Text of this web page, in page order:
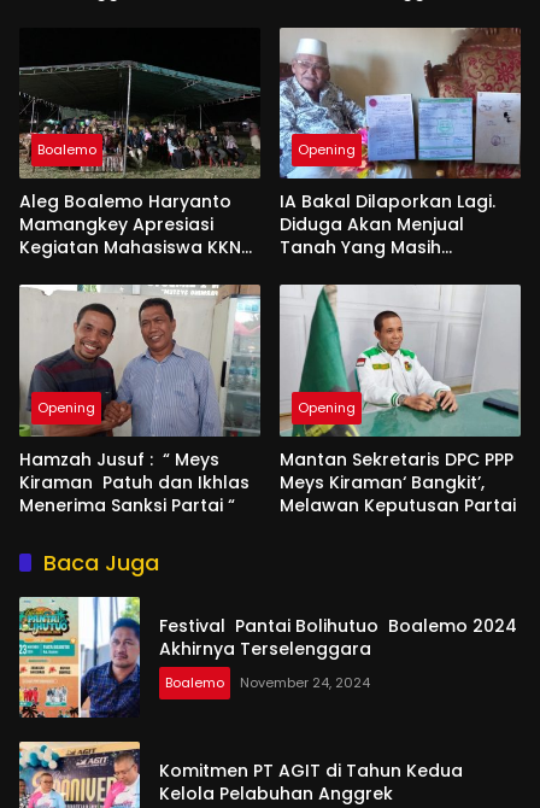
Boalemo
Aleg Boalemo Haryanto
Mamangkey Apresiasi
Kegiatan Mahasiswa KKN
Opening
IA Bakal Dilaporkan Lagi.
Diduga Akan Menjual
Tanah Yang Masih
Opening
Hamzah Jusuf : “ Meys
Kiraman Patuh dan Ikhlas
Menerima Sanksi Partai “
Opening
Mantan Sekretaris DPC PPP
Meys Kiraman‘ Bangkit’,
Melawan Keputusan Partai
Baca Juga
Festival Pantai Bolihutuo Boalemo 2024
Akhirnya Terselenggara
Boalemo November 24, 2024
Komitmen PT AGIT di Tahun Kedua
Kelola Pelabuhan Anggrek